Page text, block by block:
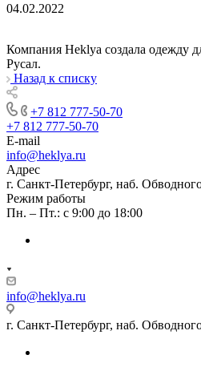
04.02.2022
Компания Heklya создала одежду
Русал.
Назад к списку
+7 812 777-50-70
+7 812 777-50-70
E-mail
info@heklya.ru
Адрес
г. Санкт-Петербург, наб.
Режим работы
Пн. – Пт.: с 9:00 до 18:00
info@heklya.ru
г. Санкт-Петербург, наб.